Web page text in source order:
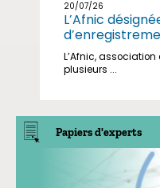
20/07/26
L’Afnic
L’Afnic,
plusieurs ...
Papiers d'experts